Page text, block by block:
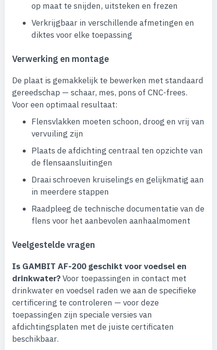
op maat te snijden, uitsteken en frezen
Verkrijgbaar in verschillende afmetingen en
diktes voor elke toepassing
Verwerking en montage
De plaat is gemakkelijk te bewerken met standaard
gereedschap — schaar, mes, pons of CNC-frees.
Voor een optimaal resultaat:
Flensvlakken moeten schoon, droog en vrij van
vervuiling zijn
Plaats de afdichting centraal ten opzichte van
de flensaansluitingen
Draai schroeven kruiselings en gelijkmatig aan
in meerdere stappen
Raadpleeg de technische documentatie van de
flens voor het aanbevolen aanhaalmoment
Veelgestelde vragen
Is GAMBIT AF-200 geschikt voor voedsel en
drinkwater?Voor toepassingen in contact met
drinkwater en voedsel raden we aan de specifieke
certificering te controleren — voor deze
toepassingen zijn speciale versies van
afdichtingsplaten met de juiste certificaten
beschikbaar.